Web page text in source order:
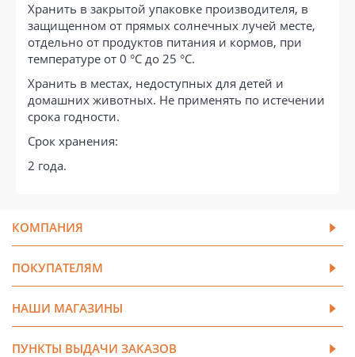
Хранить в закрытой упаковке производителя, в
защищенном от прямых солнечных лучей месте,
отдельно от продуктов питания и кормов, при
температуре от 0 °C до 25 °C.
Хранить в местах, недоступных для детей и
домашних животных. Не применять по истечении
срока годности.
Срок хранения:
2 года.
КОМПАНИЯ
ПОКУПАТЕЛЯМ
НАШИ МАГАЗИНЫ
ПУНКТЫ ВЫДАЧИ ЗАКАЗОВ